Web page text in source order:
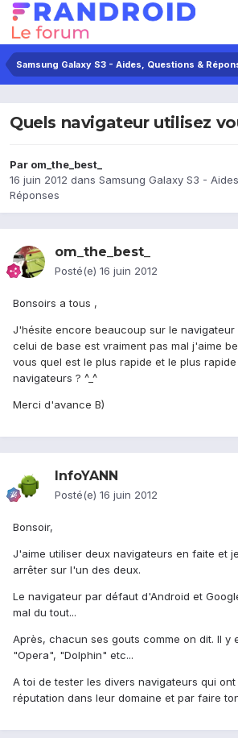
Samsung Galaxy S3 - Aides, Questions &
Quels navigateur utilisez
Par om_the_best_
16 juin 2012 dans Samsung Galaxy S3 -
Réponses
om_the_best_
Posté(e) 16 juin 2012
Bonsoirs a tous ,
J'hésite encore beaucoup sur le navigateur
celui de base est vraiment pas mal j'aime
vous quel est le plus rapide et le plus
navigateurs ? ^_^
Merci d'avance B)
InfoYANN
Posté(e) 16 juin 2012
Bonsoir,
J'aime utiliser deux navigateurs en faite et
arrêter sur l'un des deux.
Le navigateur par défaut d'Android et
mal du tout...
Après, chacun ses gouts comme on dit. Il y
"Opera", "Dolphin" etc...
A toi de tester les divers navigateurs qui
réputation dans leur domaine et par faire